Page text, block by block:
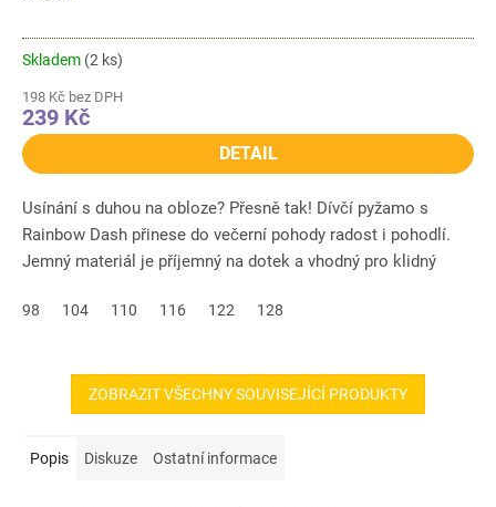
Skladem (2 ks)
198 Kč bez DPH
239 Kč
DETAIL
Usínání s duhou na obloze? Přesně tak! Dívčí pyžamo s
Rainbow Dash přinese do večerní pohody radost i pohodlí.
Jemný materiál je příjemný na dotek a vhodný pro klidný
98 104 110 116 122 128
ZOBRAZIT VŠECHNY SOUVISEJÍCÍ PRODUKTY
Popis Diskuze Ostatní informace